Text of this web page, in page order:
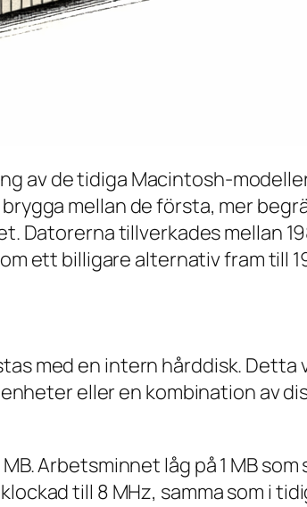
av de tidiga Macintosh-
mellan de första, mer
tillverkades mellan
ett billigare alternativ fram till
med en intern hårddisk. Detta
eller en kombination av
Arbetsminnet låg på 1 MB
klockad till 8 MHz, samma som i